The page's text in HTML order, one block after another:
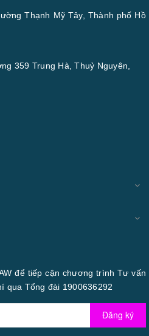
Thạnh Mỹ Tây, Thành phố Hồ
359 Trung Hà, Thuỷ Nguyên,
để tiếp cận chương trình Tư vấn
qua Tổng đài 1900636292
Đăng ký